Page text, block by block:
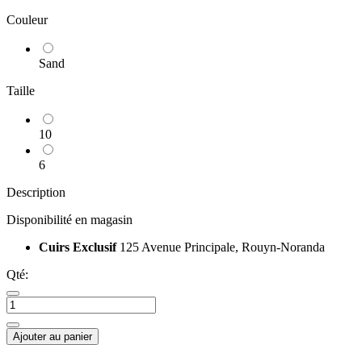
Couleur
Sand
Taille
10
6
Description
Disponibilité en magasin
Cuirs Exclusif 125 Avenue Principale, Rouyn-Noranda
Qté:
Ajouter au panier